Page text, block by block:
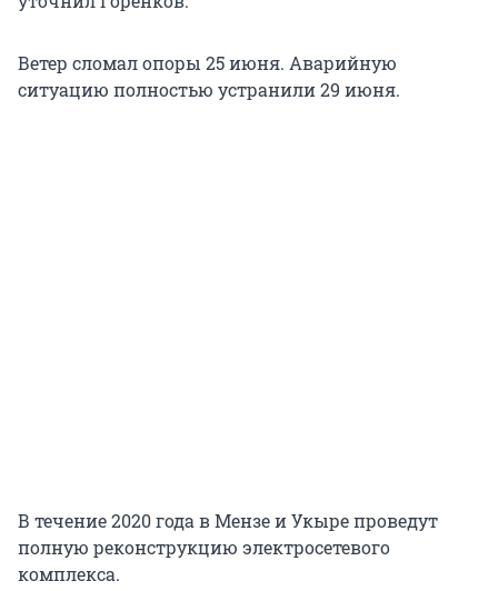
Ветер сломал опоры 25 июня. Аварийную
ситуацию полностью устранили 29 июня.
В течение 2020 года в Мензе и Укыре проведут
полную реконструкцию электросетевого
комплекса.